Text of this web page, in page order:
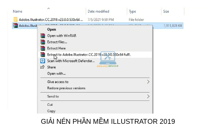
GIẢI NÉN PHẦN MỀM ILLUSTRATOR 2019